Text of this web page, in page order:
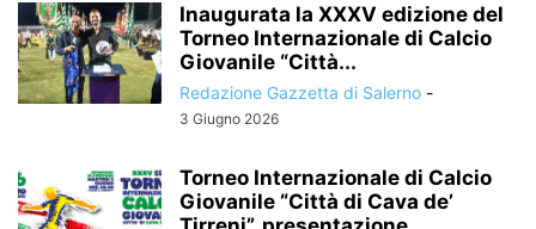
Inaugurata la XXXV edizione del
Torneo Internazionale di Calcio
Giovanile “Città...
Redazione Gazzetta di Salerno -
3 Giugno 2026
Torneo Internazionale di Calcio
Giovanile “Città di Cava de’